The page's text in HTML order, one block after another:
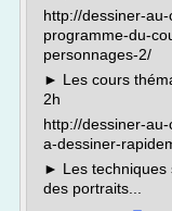
http://dessiner-
programme-du-
personnages-2/
► Les cours
2h
http://dessiner-
a-dessiner-
► Les techniques
des portraits...